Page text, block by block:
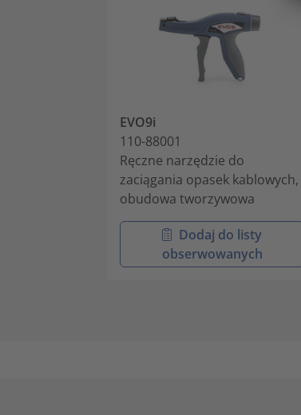
EVO9i
110-88001
Ręczne narzędzie do
zaciągania opasek kablowych,
obudowa tworzywowa
Dodaj do listy
obserwowanych